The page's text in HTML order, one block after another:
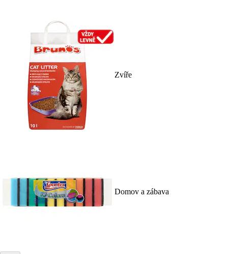
Zvíře
Domov a zábava